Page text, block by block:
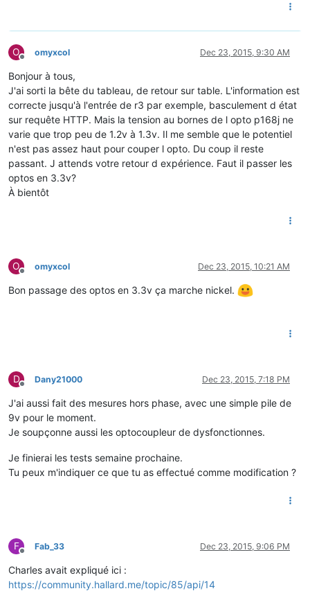
O
Offline
omyxcol Dec 23, 2015, 9:30 AM
Bonjour à tous,
J'ai sorti la bête du tableau, de retour sur table. L'information est
correcte jusqu'à l'entrée de r3 par exemple, basculement d état
sur requête HTTP. Mais la tension au bornes de l opto p168j ne
varie que trop peu de 1.2v à 1.3v. Il me semble que le potentiel
n'est pas assez haut pour couper l opto. Du coup il reste
passant. J attends votre retour d expérience. Faut il passer les
optos en 3.3v?
À bientôt
O
Offline
omyxcol Dec 23, 2015, 10:21 AM
Bon passage des optos en 3.3v ça marche nickel.
D
Offline
Dany21000 Dec 23, 2015, 7:18 PM
J'ai aussi fait des mesures hors phase, avec une simple pile de
9v pour le moment.
Je soupçonne aussi les optocoupleur de dysfonctionnes.
Je finierai les tests semaine prochaine.
Tu peux m'indiquer ce que tu as effectué comme modification ?
F
Offline
Fab_33 Dec 23, 2015, 9:06 PM
Charles avait expliqué ici :
https://community.hallard.me/topic/85/api/14